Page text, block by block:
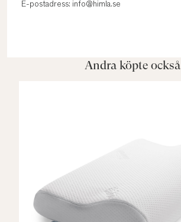
E-postadress: info@himla.se
Andra köpte också